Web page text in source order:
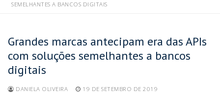
SEMELHANTES A BANCOS DIGITAIS
Grandes marcas antecipam era das APIs
com soluções semelhantes a bancos
digitais
DANIELA OLIVEIRA
19 DE SETEMBRO DE 2019